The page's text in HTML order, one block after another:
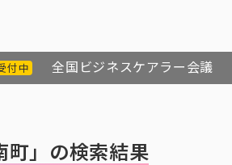
付中 全国ビジネスケアラー会議
町」の検索結果